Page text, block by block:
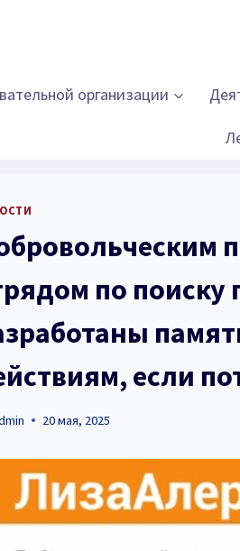
организации
по поиску
если
20 мая, 2025